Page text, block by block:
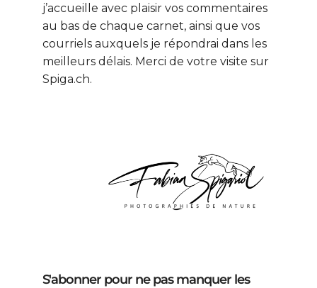
j’accueille avec plaisir vos commentaires
au bas de chaque carnet, ainsi que vos
courriels auxquels je répondrai dans les
meilleurs délais. Merci de votre visite sur
Spiga.ch.
S'abonner pour ne pas manquer les